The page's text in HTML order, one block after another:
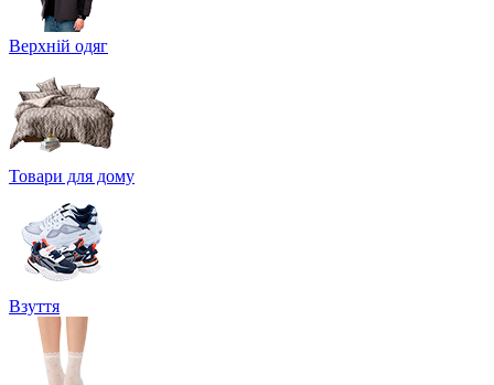
Верхній одяг
Товари для дому
Взуття